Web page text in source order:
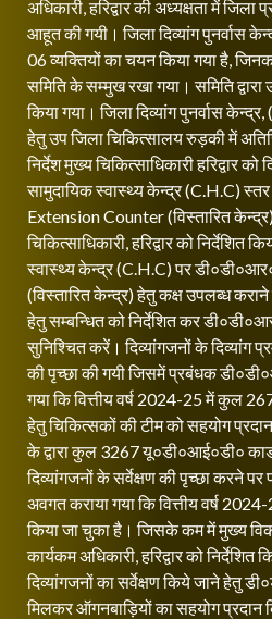
अधिकारी, हरिद्वार की अध्यक्षता में
आहूत की गयी। जिला दिव्यांग पुनर्वास
06 व्यक्तियों का चयन किया गया है,
समिति के सम्मुख रखा गया। समिति
किया गया। जिला दिव्यांग पुनर्वास
हेतु उप जिला चिकित्सालय रुड़की में
निर्देश मुख्य चिकित्साधिकारी हरिद्वार
सामुदायिक स्वास्थ्य केन्द्र (C.H.C)
Extension Counter (विस्तारित
चिकित्साधिकारी, हरिद्वार को निर्देशित
स्वास्थ्य केन्द्र (C.H.C) पर
(विस्तारित केन्द्र) हेतु कक्ष उपलब्ध
हेतु सम्बन्धित को निर्देशित कर
सुनिश्चित करें। दिव्यांगजनों के दिव्यांग
की पृच्छा की गयी जिसमें प्रबंधक
गया कि वित्तीय वर्ष 2024-25 में कुल
हेतु चिकित्सकों की टीम को सहयोग
के द्वारा कुल 3267 यू०डी०आई०डी०
दिव्यांगजनों के सर्वेक्षण की पृच्छा करने
अवगत कराया गया कि वित्तीय वर्ष
किया जा चुका है। जिसके कम में मुख्य
कार्यकम अधिकारी, हरिद्वार को
दिव्यांगजनों का सर्वेक्षण किये जाने हेतु
मिलकर ऑगनबाड़ियों का सहयोग प्रदान